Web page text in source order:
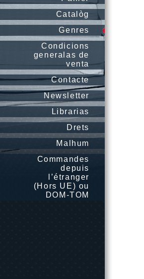
Catalòg
Genres
Condicions
generalas de
venta
Contacte
Newsletter
Librarias
Drets
Malhum
Commandes
depuis
l’étranger
(Hors UE) ou
DOM-TOM